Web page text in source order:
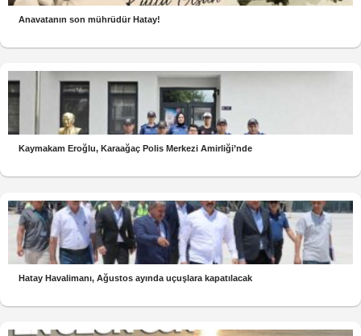
Anavatanın son mührüdür Hatay!
Kaymakam Eroğlu, Karaağaç Polis Merkezi Amirliği’nde
Hatay Havalimanı, Ağustos ayında uçuşlara kapatılacak